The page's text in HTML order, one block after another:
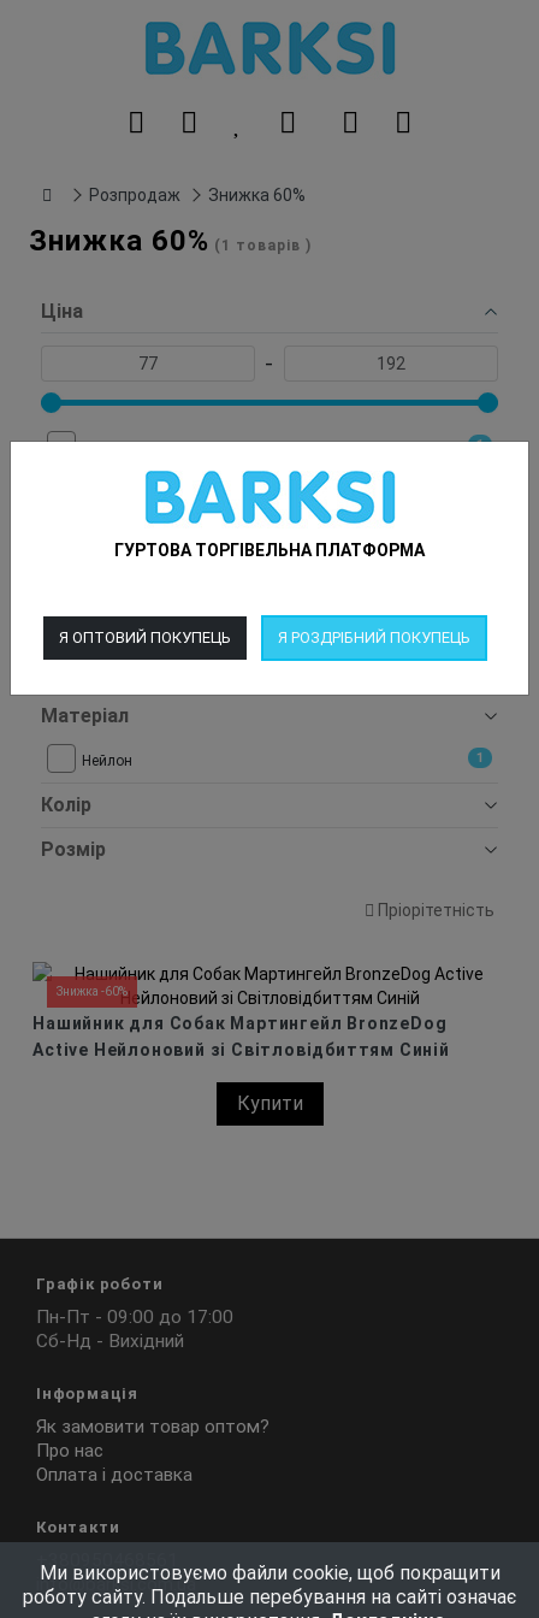
ГУРТОВА ТОРГІВЕЛЬНА ПЛАТФОРМА
Я ОПТОВИЙ ПОКУПЕЦЬ Я РОЗДРІБНИЙ ПОКУПЕЦЬ
Розпродаж Знижка 60%
Знижка 60% (1 товарів )
Ціна
-
1
Матеріал
Нейлон 1
Колір
Розмір
Пріорітетність
Знижка -60%
Нашийник для Собак Мартингейл BronzeDog
Active Нейлоновий зі Світловідбиттям Синій
Купити
Графік роботи
Пн-Пт - 09:00 до 17:00
Сб-Нд - Вихідний
Інформація
Як замовити товар оптом?
Про нас
Оплата і доставка
Контакти
+380950468561
info@barksi.com.ua
Ми використовуємо файли cookie, щоб покращити
роботу сайту. Подальше перебування на сайті означає